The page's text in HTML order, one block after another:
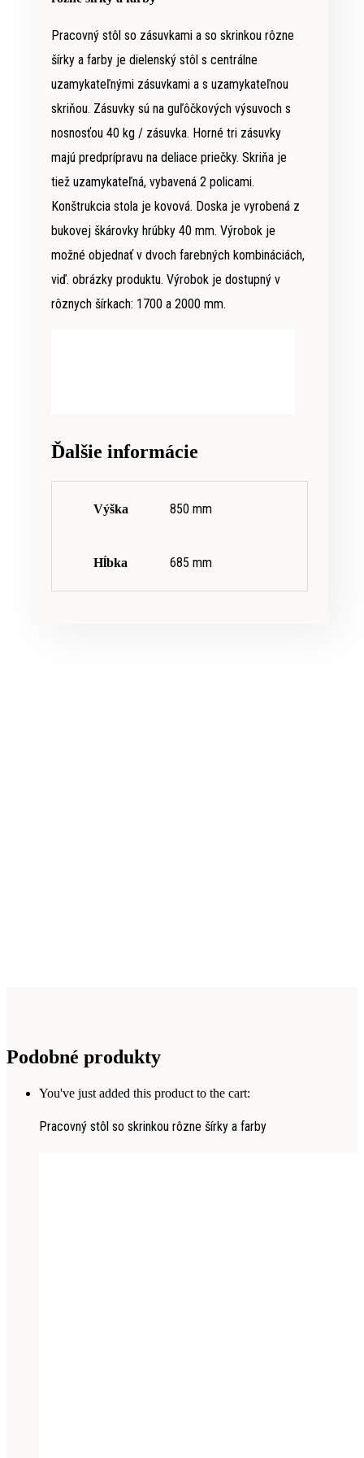
Pracovný stôl so zásuvkami a so skrinkou rôzne
šírky a farby je dielenský stôl s centrálne
uzamykateľnými zásuvkami a s uzamykateľnou
skriňou. Zásuvky sú na guľôčkových výsuvoch s
nosnosťou 40 kg / zásuvka. Horné tri zásuvky
majú predprípravu na deliace priečky. Skriňa je
tiež uzamykateľná, vybavená 2 policami.
Konštrukcia stola je kovová. Doska je vyrobená z
bukovej škárovky hrúbky 40 mm. Výrobok je
možné objednať v dvoch farebných kombináciách,
viď. obrázky produktu. Výrobok je dostupný v
rôznych šírkach: 1700 a 2000 mm.
Ďalšie informácie
Výška 850 mm
Hĺbka 685 mm
Podobné produkty
You've just added this product to the cart:
Pracovný stôl so skrinkou rôzne šírky a farby